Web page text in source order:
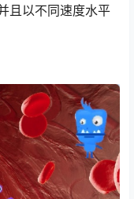
且以不同速度水平